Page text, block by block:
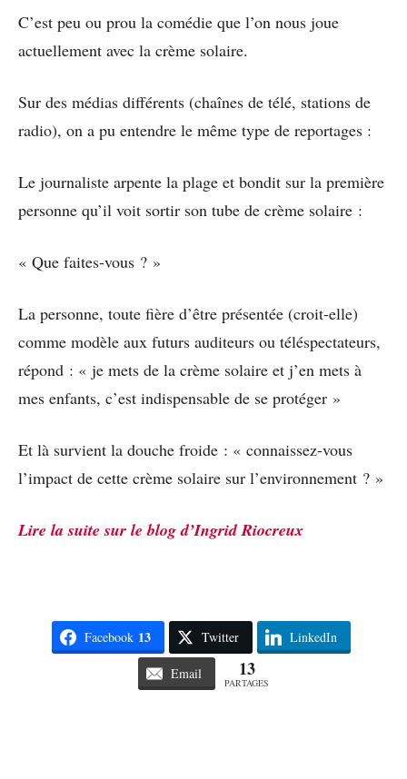
C’est peu ou prou la comédie que l’on nous joue
actuellement avec la crème solaire.
Sur des médias différents (chaînes de télé, stations de
radio), on a pu entendre le même type de reportages :
Le journaliste arpente la plage et bondit sur la première
personne qu’il voit sortir son tube de crème solaire :
« Que faites-vous ? »
La personne, toute fière d’être présentée (croit-elle)
comme modèle aux futurs auditeurs ou téléspectateurs,
répond : « je mets de la crème solaire et j’en mets à
mes enfants, c’est indispensable de se protéger »
Et là survient la douche froide : « connaissez-vous
l’impact de cette crème solaire sur l’environnement ? »
Lire la suite sur le blog d’Ingrid Riocreux
Facebook 13 Twitter LinkedIn
Email 13
PARTAGES